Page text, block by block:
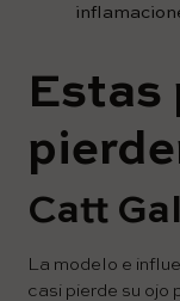
Estas
Catt
La modelo e
casi pierde su ojo